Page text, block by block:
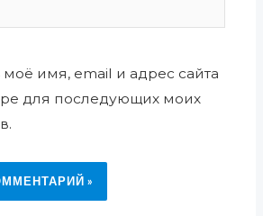
моё имя, email и адрес сайта
для последующих моих